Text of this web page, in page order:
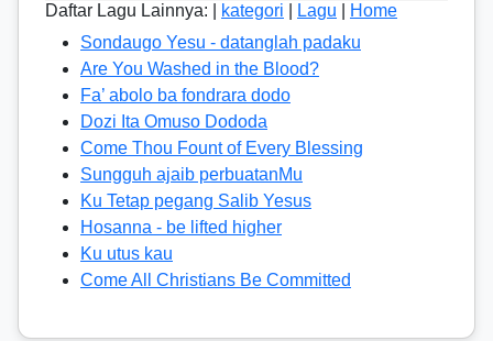
Daftar Lagu Lainnya: | kategori Lagu
Home
Sondaugo Yesu - datanglah padaku
Are You Washed in the Blood?
Fa’ abolo ba fondrara dodo
Dozi Ita Omuso Dododa
Come Thou Fount of Every Blessing
Sungguh ajaib perbuatanMu
Ku Tetap pegang Salib Yesus
Hosanna - be lifted higher
Ku utus kau
Come All Christians Be Committed